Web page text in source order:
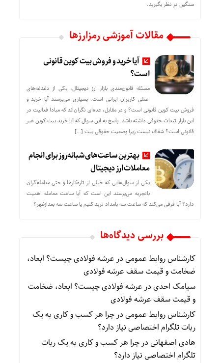
سنگین در نظر بگیرید.
مقالات آموزشی رمزارزها
آیا خرید و فروش بیت کوین قانونی
است؟
مسئله قانون‌مندی بازار ارز دیجیتال، یکی از دغدغه‌های
اصلی کاربران ایرانی است. بسیاری می‌پرسند آیا خرید و
فروش بیت کوین قانونی است؟ و در مقابل، عده‌ای نگران‌اند که مبادا فعالیت در
این بازار تبعات حقوقی داشته باشد. پاسخ به این سوال که آیا خرید بیت کوین غیر
قانونی است؟ شفاف نیست زیرا وضعیت حقوقی بیت‌ […]
بهترین ساعت‌های شبانه‌روز برای انجام
معاملات ارز دیجیتال
یکی از سوال‌هایی که خیلی از تازه‌کارها و حتی معامله‌گران
باتجربه می‌پرسند این است که آیا ساعت معامله اهمیت
دارد؟ آیا فرقی می‌کند که ساعت سه بامداد ترید کنیم یا ساعت سه بعدازظهر؟
بررسی دیدگاه‌ها
کارشناس روابط عمومیدر عرشه فولادی چیست؟ ابعاد،
ضخامت و قیمت سقف عرشه فولادی
سیامک احدیدر عرشه فولادی چیست؟ ابعاد، ضخامت
و قیمت سقف عرشه فولادی
کارشناس روابط عمومیدرچرا هر کسب‌ و کاری به یک
ربات تلگرام اختصاصی نیاز دارد؟
هادی اصفهانیدرچرا هر کسب‌ و کاری به یک ربات
تلگرام اختصاصی نیاز دارد؟